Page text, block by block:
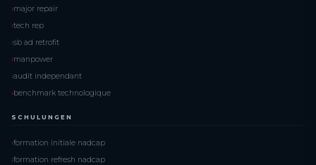
major repair
tech rep
sb ad retrofit
manpower
audit independant
benchmark technologique
SCHULUNGEN
formation initiale nadcap
formation refresh nadcap